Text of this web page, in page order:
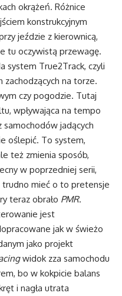
okrążeń. Różnice
konstrukcyjnym
jeździe z kierownicą,
tu oczywistą przewagę.
system True2Track, czyli
zachodzących na torze.
czy pogodzie. Tutaj
wpływająca na tempo
jadących
oślepić. To system,
też zmienia sposób,
w poprzedniej serii,
trudno mieć o to pretensje
teraz obrało PMR.
jest
jak w świeżo
jako projekt
widok zza samochodu
bo w kokpicie balans
i nagła utrata